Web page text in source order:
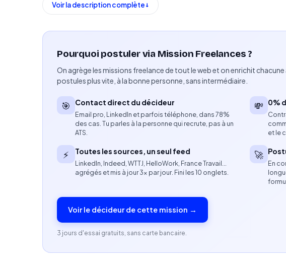
Mettre en place des blocs réutilisables pour les futures
Intervenir directement sur la boutique Shopify en production.
Documenter les actions réalisées et les améliorations
Compétences attendues
Expertise Shopify.
Bonne compréhension des enjeux e-commerce et
Capacité à analyser un parcours utilisateur.
Compétences en optimisation UX orientée performance.
Voir la description complète
Pourquoi postuler via Mission Freelances ?
On agrège les missions freelance de tout le web et on enrichit
postules plus vite, à la bonne personne, sans intermédiaire.
🎯 Contact direct du décideur
Email pro, LinkedIn et parfois téléphone, dans 78%
des cas. Tu parles à la personne qui recrute, pas à un
ATS.
💸 0%
et le
⚡ Toutes les sources, un seul feed
LinkedIn, Indeed, WTTJ, HelloWork, France Travail…
agrégés et mis à jour 3× par jour. Fini les 10 onglets.
🚀
En
Voir le décideur de cette mission →
3 jours d'essai gratuits, sans carte bancaire.